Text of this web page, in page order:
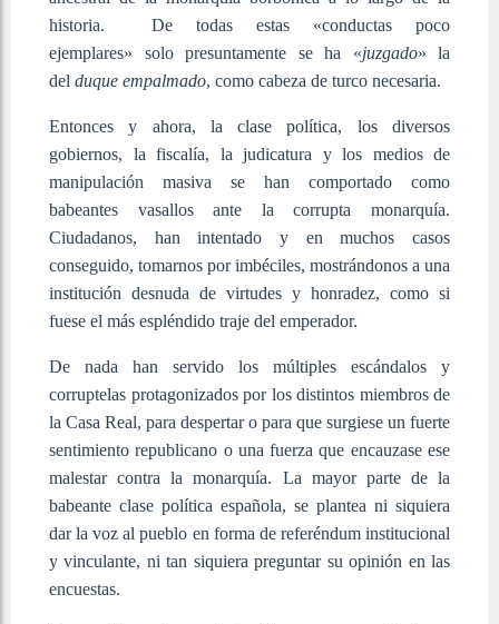
historia. De todas estas «conductas poco
ejemplares» solo presuntamente se ha «juzgado» la
del duque empalmado, como cabeza de turco necesaria.
Entonces y ahora, la clase política, los diversos
gobiernos, la fiscalía, la judicatura y los medios de
manipulación masiva se han comportado como
babeantes vasallos ante la corrupta monarquía.
Ciudadanos, han intentado y en muchos casos
conseguido, tomarnos por imbéciles, mostrándonos a una
institución desnuda de virtudes y honradez, como si
fuese el más espléndido traje del emperador.
De nada han servido los múltiples escándalos y
corruptelas protagonizados por los distintos miembros de
la Casa Real, para despertar o para que surgiese un fuerte
sentimiento republicano o una fuerza que encauzase ese
malestar contra la monarquía. La mayor parte de la
babeante clase política española, se plantea ni siquiera
dar la voz al pueblo en forma de referéndum institucional
y vinculante, ni tan siquiera preguntar su opinión en las
encuestas.